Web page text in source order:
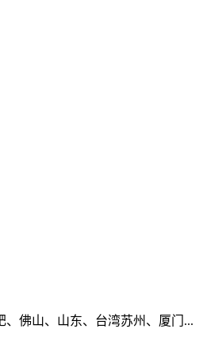
佛山、山东、台湾苏州、厦门...